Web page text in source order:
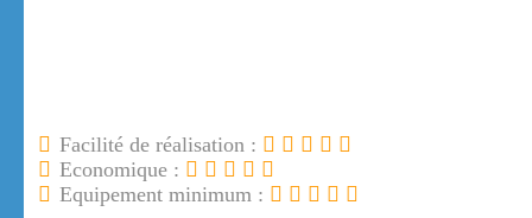
Facilité de réalisation :
Economique :
Equipement minimum :